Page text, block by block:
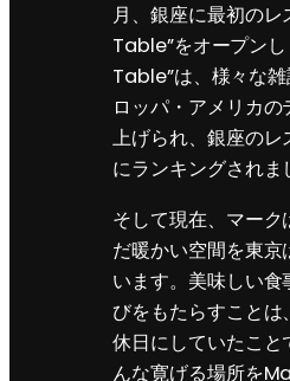
月、銀座に最初のレ
Table”をオープン
Table”は、様々な
ロッパ・アメリカ
上げられ、銀座の
にランキングされま
そして現在、マー
だ暖かい空間を東
います。美味しい
びをもたらすこと
休日にしていたこ
んな寛げる場所を